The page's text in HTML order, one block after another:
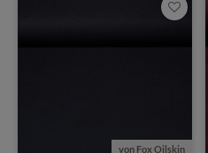
von Fox Oilskin